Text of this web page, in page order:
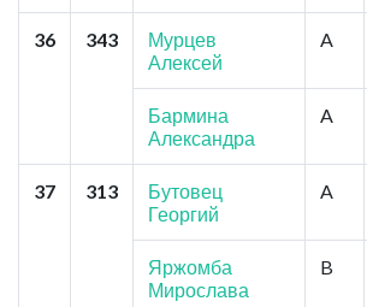
36 343
Мурцев
Алексей
A
Бармина
Александра
A
37 313
Бутовец
Георгий
A
Яржомба
Мирослава
B